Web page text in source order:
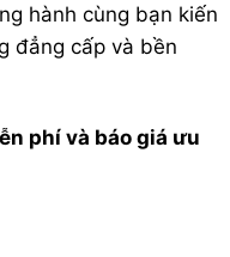
hành cùng bạn kiến
đẳng cấp và bền
phí và báo giá ưu